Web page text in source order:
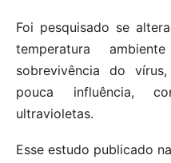
Foi pesquisado se
temperatura
sobrevivência do
pouca influência,
ultravioletas.
Esse estudo publicado